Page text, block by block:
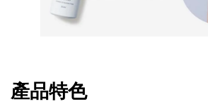
產品特色